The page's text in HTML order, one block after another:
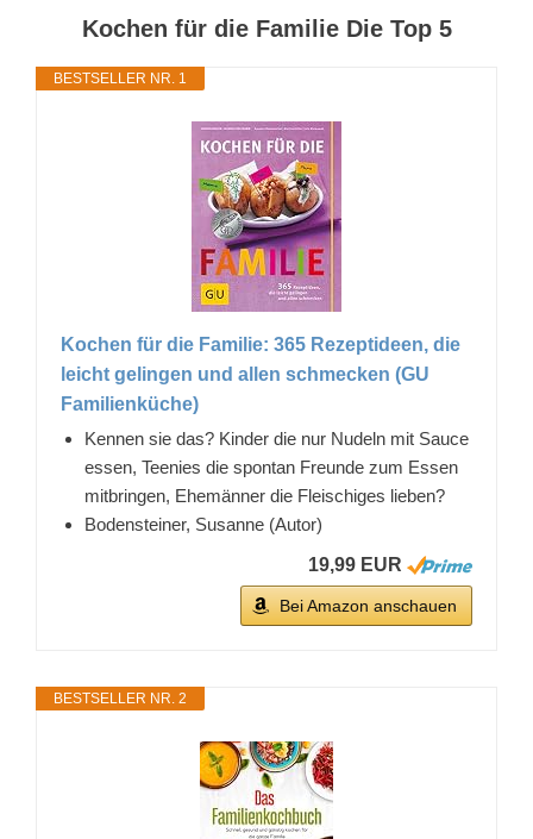
Kochen für die Familie Die Top 5
BESTSELLER NR. 1
Kochen für die Familie: 365 Rezeptideen, die
leicht gelingen und allen schmecken (GU
Familienküche)
Kennen sie das? Kinder die nur Nudeln mit Sauce
essen, Teenies die spontan Freunde zum Essen
mitbringen, Ehemänner die Fleischiges lieben?
Bodensteiner, Susanne (Autor)
19,99 EUR
Bei Amazon anschauen
BESTSELLER NR. 2